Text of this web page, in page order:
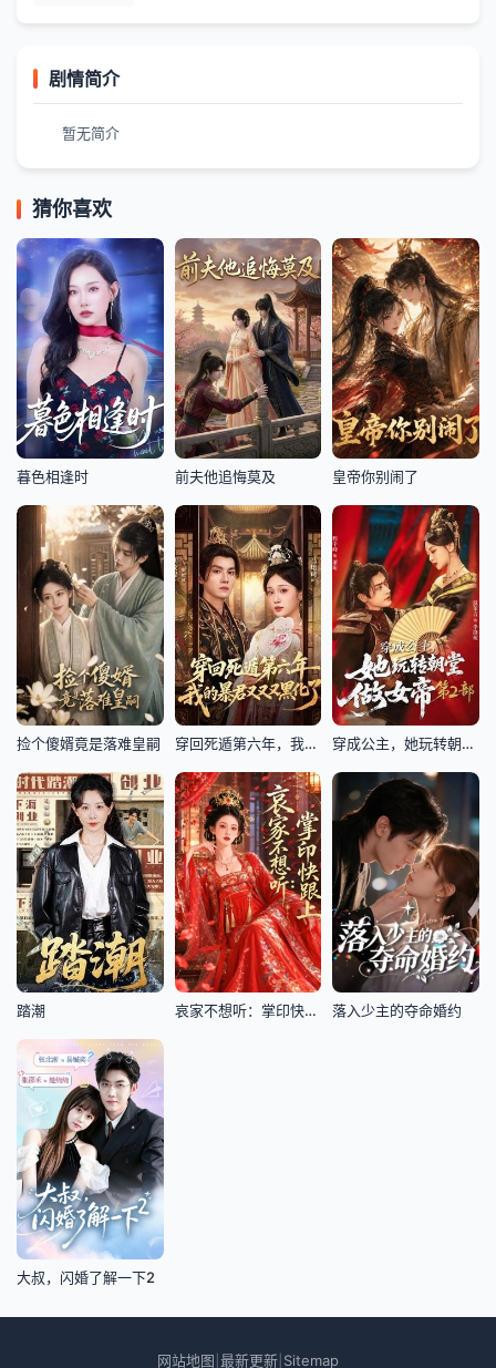
剧情简介
暂无简介
猜你喜欢
暮色相逢时 前夫他追悔莫及 皇帝你别闹了
捡个傻婿竟是落难皇嗣 穿回死遁第六年，我的暴君又又又黑化了 穿成公主，她玩转朝堂做女帝第二部
踏潮 哀家不想听：掌印快跟上. 落入少主的夺命婚约
大叔，闪婚了解一下2
网站地图 最新更新 Sitemap